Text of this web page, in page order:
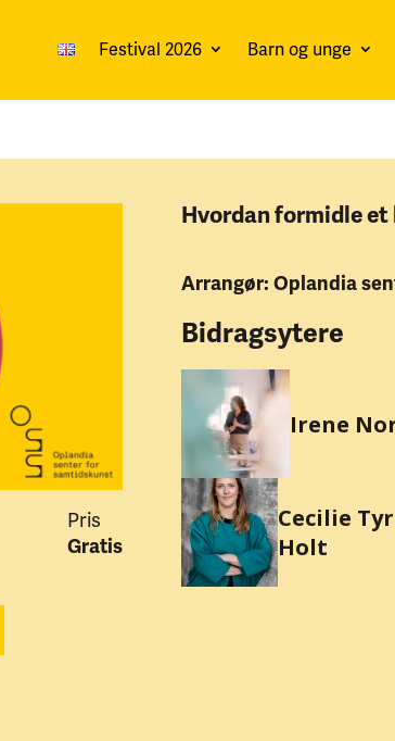
Festival 2026 Barn og unge
Pris
Gratis
Hvordan formidle
Arrangør: Oplandia
Bidragsytere
Irene
Cecilie
Holt